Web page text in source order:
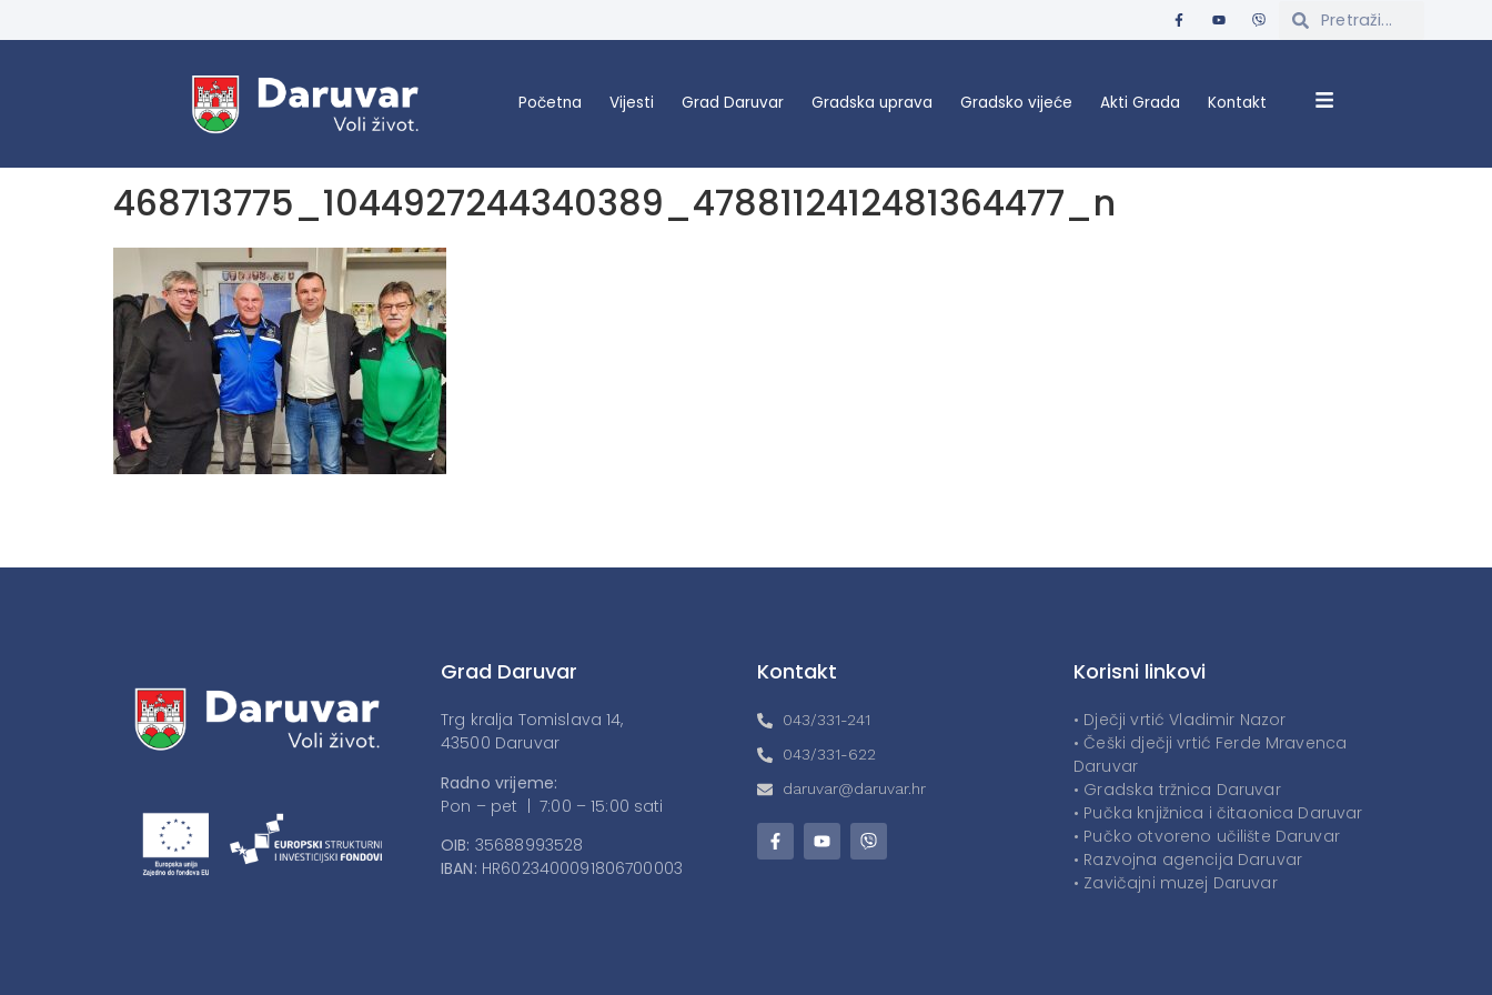
Početna Vijesti Grad Daruvar Gradska uprava Gradsko vijeće Akti Grada Kontakt
468713775_1044927244340389_4788112412481364477_n
Grad Daruvar
Trg kralja Tomislava 14,
43500 Daruvar
Radno vrijeme:
Pon – pet | 7:00 – 15:00 sati
OIB: 35688993528
IBAN: HR6023400091806700003
Kontakt
043/331-241
043/331-622
daruvar@daruvar.hr
Korisni linkovi
• Dječji vrtić Vladimir Nazor
• Češki dječji vrtić Ferde Mravenca
Daruvar
• Gradska tržnica Daruvar
• Pučka knjižnica i čitaonica Daruvar
• Pučko otvoreno učilište Daruvar
• Razvojna agencija Daruvar
• Zavičajni muzej Daruvar